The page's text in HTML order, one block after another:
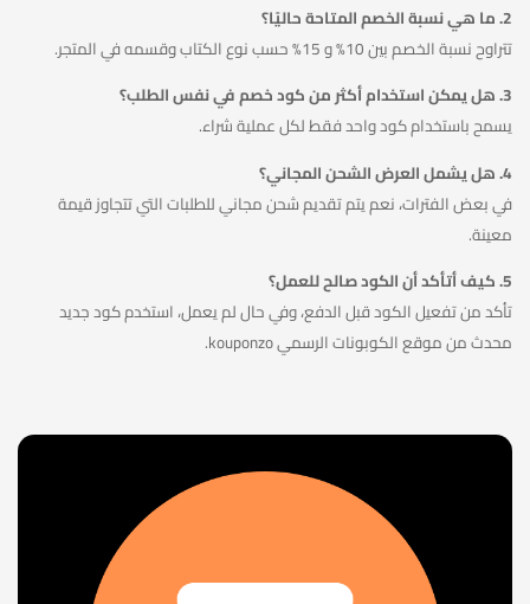
2. ما هي نسبة الخصم المتاحة حاليًا؟
تتراوح نسبة الخصم بين 10% و 15% حسب نوع الكتاب وقسمه في المتجر.
3. هل يمكن استخدام أكثر من كود خصم في نفس الطلب؟
يسمح باستخدام كود واحد فقط لكل عملية شراء.
4. هل يشمل العرض الشحن المجاني؟
في بعض الفترات، نعم يتم تقديم شحن مجاني للطلبات التي تتجاوز قيمة
معينة.
5. كيف أتأكد أن الكود صالح للعمل؟
تأكد من تفعيل الكود قبل الدفع، وفي حال لم يعمل، استخدم كود جديد
محدث من موقع الكوبونات الرسمي kouponzo.